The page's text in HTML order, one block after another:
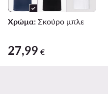
Χρώμα: Σκούρο μπλε
27,99 €
27,99 €